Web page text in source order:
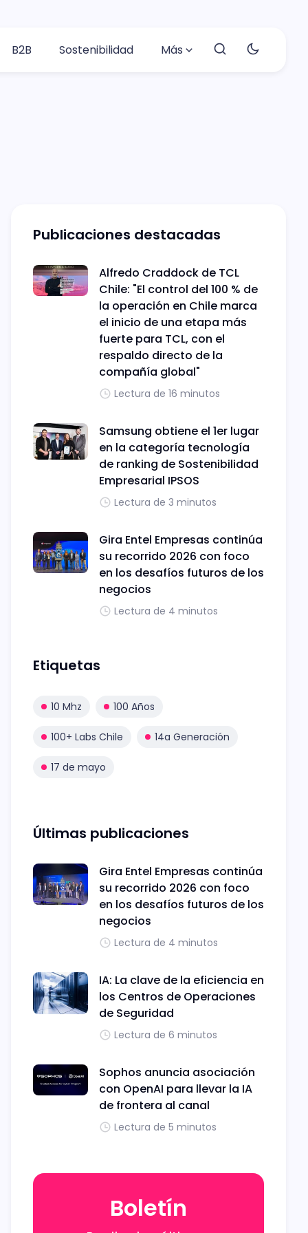
B2B Sostenibilidad Más
Publicaciones destacadas
Alfredo Craddock de TCL
Chile: "El control del 100 % de
la operación en Chile marca
el inicio de una etapa más
fuerte para TCL, con el
respaldo directo de la
compañía global"
Lectura de 16 minutos
Samsung obtiene el 1er lugar
en la categoría tecnología
de ranking de Sostenibilidad
Empresarial IPSOS
Lectura de 3 minutos
Gira Entel Empresas continúa
su recorrido 2026 con foco
en los desafíos futuros de los
negocios
Lectura de 4 minutos
Etiquetas
10 Mhz 100 Años
100+ Labs Chile 14a Generación
17 de mayo
Últimas publicaciones
Gira Entel Empresas continúa
su recorrido 2026 con foco
en los desafíos futuros de los
negocios
Lectura de 4 minutos
IA: La clave de la eficiencia en
los Centros de Operaciones
de Seguridad
Lectura de 6 minutos
Sophos anuncia asociación
con OpenAI para llevar la IA
de frontera al canal
Lectura de 5 minutos
Boletín